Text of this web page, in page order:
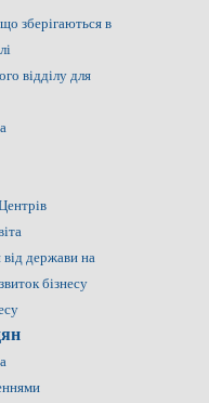
зберігаються в
відділу для
держави на
бізнесу